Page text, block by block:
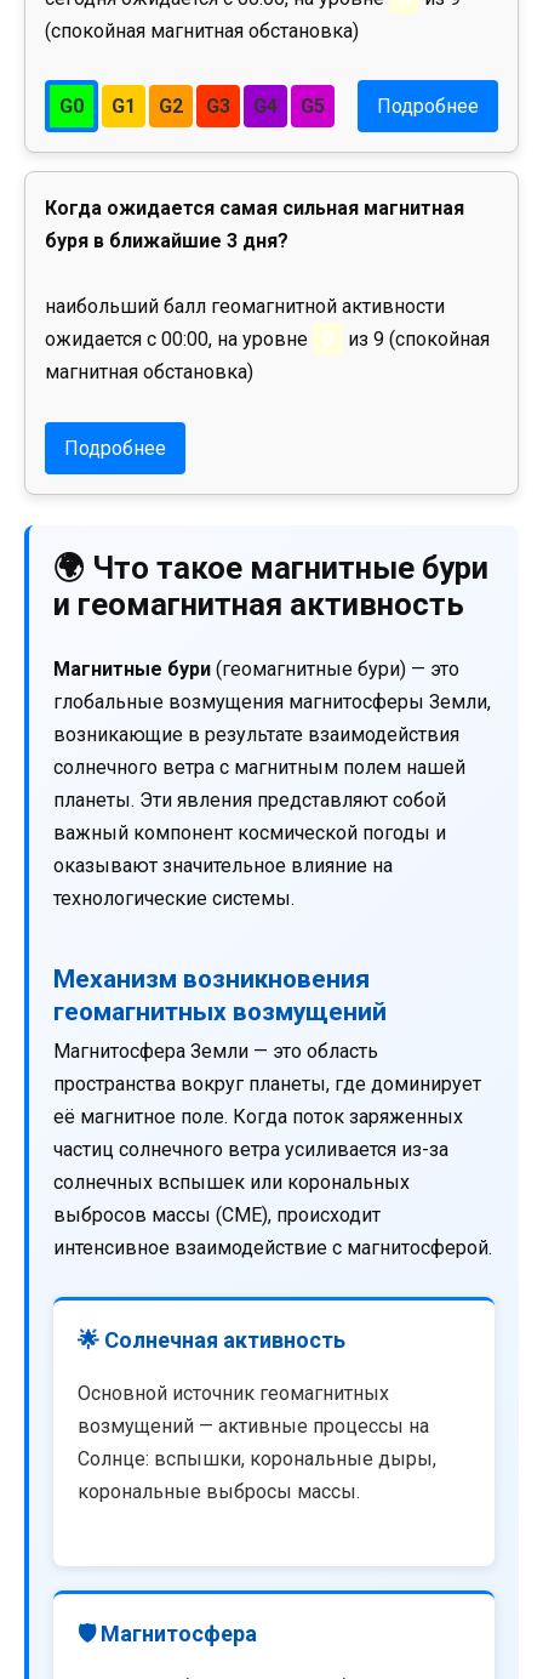
(спокойная магнитная обстановка)
G0 G1 G2 G3 G4 G5 Подробнее
Когда ожидается самая сильная магнитная
буря в ближайшие 3 дня?
наибольший балл геомагнитной активности
ожидается с 00:00, на уровне
0
из 9 (спокойная
магнитная обстановка)
Подробнее
🌍 Что такое магнитные бури
и геомагнитная активность
Магнитные бури (геомагнитные бури) — это
глобальные возмущения магнитосферы Земли,
возникающие в результате взаимодействия
солнечного ветра с магнитным полем нашей
планеты. Эти явления представляют собой
важный компонент космической погоды и
оказывают значительное влияние на
технологические системы.
Механизм возникновения
геомагнитных возмущений
Магнитосфера Земли — это область
пространства вокруг планеты, где доминирует
её магнитное поле. Когда поток заряженных
частиц солнечного ветра усиливается из-за
солнечных вспышек или корональных
выбросов массы (CME), происходит
интенсивное взаимодействие с магнитосферой.
🌟 Солнечная активность
Основной источник геомагнитных
возмущений — активные процессы на
Солнце: вспышки, корональные дыры,
корональные выбросы массы.
🛡️ Магнитосфера